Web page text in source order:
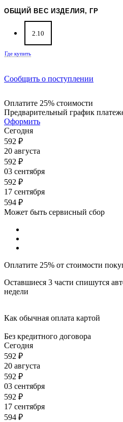
ОБЩИЙ ВЕС ИЗДЕЛИЯ, ГР
2.10
Где купить
Сообщить о поступлении
Оплатите 25% стоимости
Предварительный график
Оформить
Сегодня
592 ₽
20 августа
592 ₽
03 сентября
592 ₽
17 сентября
594 ₽
Может быть сервисный сбор
Оплатите 25% от стоимости
Оставшиеся 3 части спишутся
недели
Как обычная оплата картой
Без кредитного договора
Сегодня
592 ₽
20 августа
592 ₽
03 сентября
592 ₽
17 сентября
594 ₽